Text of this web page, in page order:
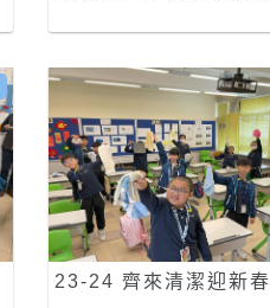
23-24 齊來清潔迎新春